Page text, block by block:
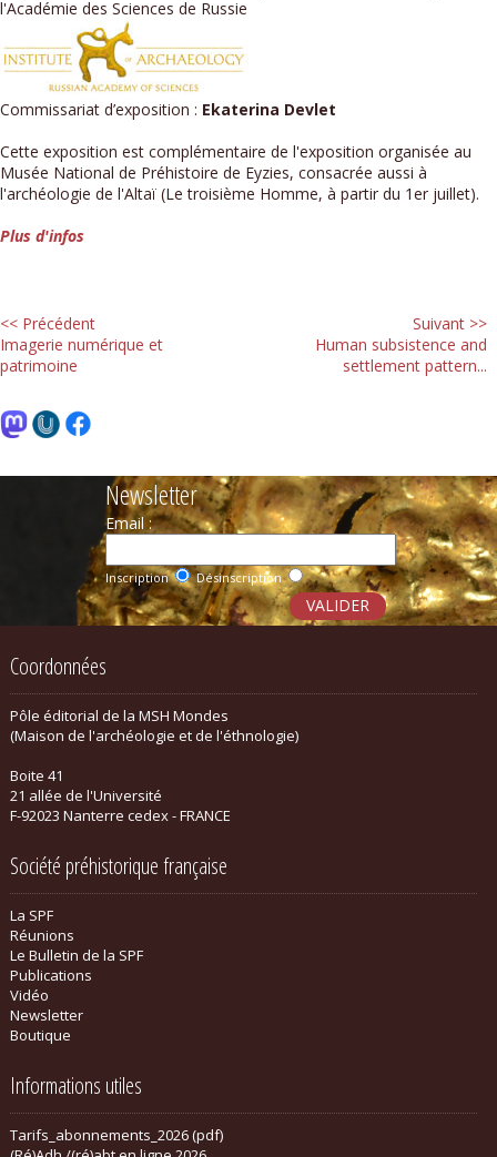
l'Académie des Sciences de Russie
Commissariat d’exposition : Ekaterina Devlet
Cette exposition est complémentaire de l'exposition organisée au
Musée National de Préhistoire de Eyzies, consacrée aussi à
l'archéologie de l'Altaï (Le troisième Homme, à partir du 1er juillet).
Plus d'infos
<< Précédent
Imagerie numérique et
patrimoine
Suivant >>
Human subsistence and
settlement pattern...
Newsletter
Email :
Inscription Désinscription
Coordonnées
Pôle éditorial de la MSH Mondes
(Maison de l'archéologie et de l'éthnologie)
Boite 41
21 allée de l'Université
F-92023 Nanterre cedex - FRANCE
Société préhistorique française
La SPF
Réunions
Le Bulletin de la SPF
Publications
Vidéo
Newsletter
Boutique
Informations utiles
Tarifs_abonnements_2026 (pdf)